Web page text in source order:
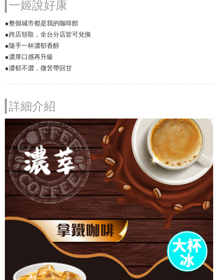
一姬說好康
●整個城市都是我的咖啡館
●跨店領取，全台分店皆可兌換
●隨手一杯濃郁香醇
●濃厚口感再升級
●濃郁不澀，微苦帶回甘
詳細介紹